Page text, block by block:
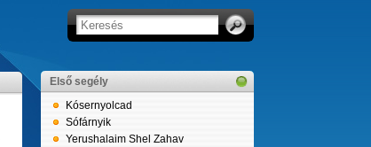
Első segély
Kósernyolcad
Sófárnyik
Yerushalaim Shel Zahav